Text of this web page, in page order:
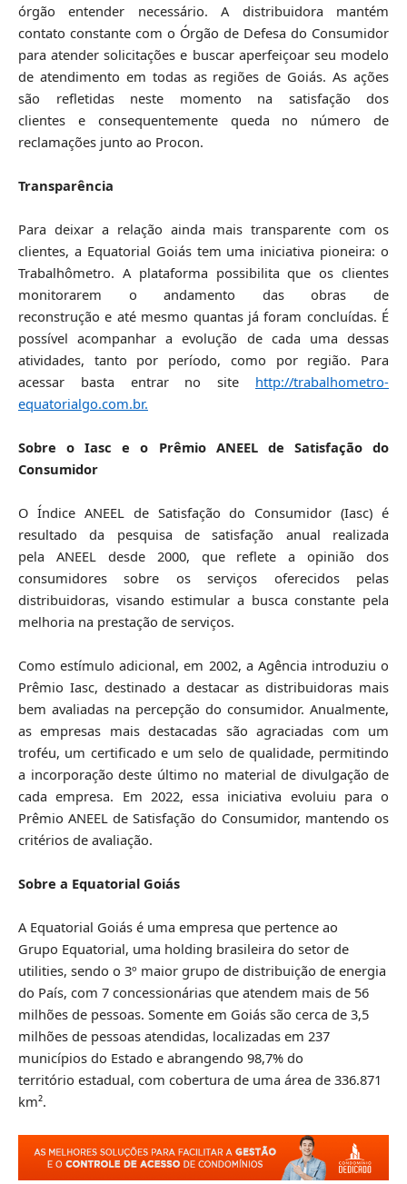
órgão entender necessário. A distribuidora mantém
contato constante com o Órgão de Defesa do Consumidor
para atender solicitações e buscar aperfeiçoar seu modelo
de atendimento em todas as regiões de Goiás. As ações
são refletidas neste momento na satisfação dos
clientes e consequentemente queda no número de
reclamações junto ao Procon.
Transparência
Para deixar a relação ainda mais transparente com os
clientes, a Equatorial Goiás tem uma iniciativa pioneira: o
Trabalhômetro. A plataforma possibilita que os clientes
monitorarem o andamento das obras de
reconstrução e até mesmo quantas já foram concluídas. É
possível acompanhar a evolução de cada uma dessas
atividades, tanto por período, como por região. Para
acessar basta entrar no site http://trabalhometro-
equatorialgo.com.br.
Sobre o Iasc e o Prêmio ANEEL de Satisfação do
Consumidor
O Índice ANEEL de Satisfação do Consumidor (Iasc) é
resultado da pesquisa de satisfação anual realizada
pela ANEEL desde 2000, que reflete a opinião dos
consumidores sobre os serviços oferecidos pelas
distribuidoras, visando estimular a busca constante pela
melhoria na prestação de serviços.
Como estímulo adicional, em 2002, a Agência introduziu o
Prêmio Iasc, destinado a destacar as distribuidoras mais
bem avaliadas na percepção do consumidor. Anualmente,
as empresas mais destacadas são agraciadas com um
troféu, um certificado e um selo de qualidade, permitindo
a incorporação deste último no material de divulgação de
cada empresa. Em 2022, essa iniciativa evoluiu para o
Prêmio ANEEL de Satisfação do Consumidor, mantendo os
critérios de avaliação.
Sobre a Equatorial Goiás
A Equatorial Goiás é uma empresa que pertence ao
Grupo Equatorial, uma holding brasileira do setor de
utilities, sendo o 3º maior grupo de distribuição de energia
do País, com 7 concessionárias que atendem mais de 56
milhões de pessoas. Somente em Goiás são cerca de 3,5
milhões de pessoas atendidas, localizadas em 237
municípios do Estado e abrangendo 98,7% do
território estadual, com cobertura de uma área de 336.871
km².